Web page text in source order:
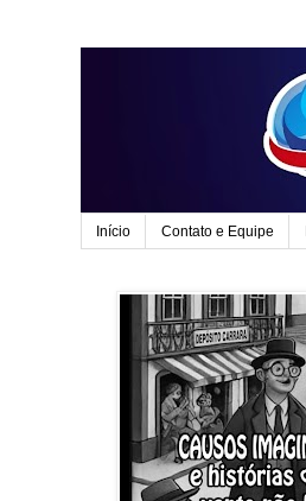
Início Contato e Equipe